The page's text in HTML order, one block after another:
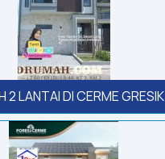
2 LANTAI DI CERME GRESIK